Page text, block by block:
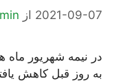
2021-09-07 از
به روز قبل کاهش